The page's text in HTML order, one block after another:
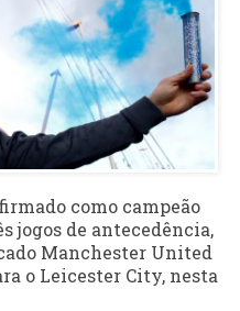
como campeão
jogos de antecedência,
Manchester United
o Leicester City, nesta